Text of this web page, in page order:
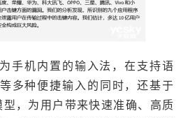
机内置的输入法，在支持语
多种便捷输入的同时，还基于
，为用户带来快速准确、高质